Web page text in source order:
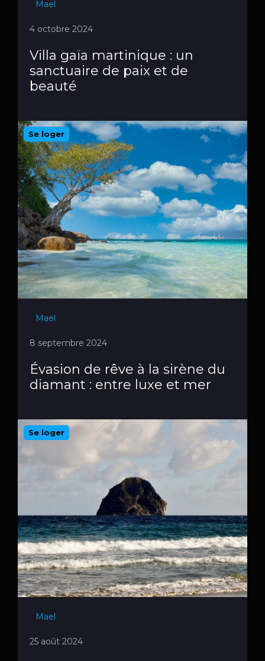
Mael
4 octobre 2024
Villa gaïa martinique : un
sanctuaire de paix et de
beauté
Se loger
Mael
8 septembre 2024
Évasion de rêve à la sirène du
diamant : entre luxe et mer
Se loger
Mael
25 août 2024